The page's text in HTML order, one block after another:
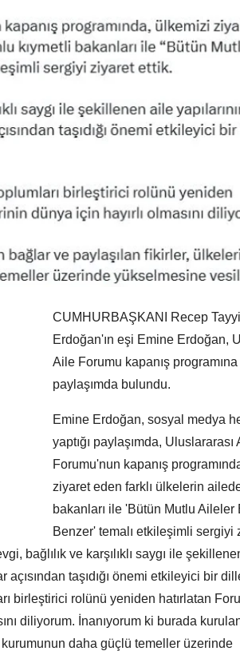
CUMHURBAŞKANI Recep
Erdoğan'ın eşi Emine Erdoğan,
Aile Forumu kapanış
paylaşımda bulundu.
Emine Erdoğan, sosyal medya
yaptığı paylaşımda, Uluslararası
Forumu'nun kapanış
ziyaret eden farklı ülkelerin
bakanları ile 'Bütün Mutlu Aileler
Benzer' temalı etkileşimli sergiyi
bağlılık ve karşılıklı saygı ile
açısından taşıdığı önemi etkileyici bir
birleştirici rolünü yeniden hatırlatan
diliyorum. İnanıyorum ki burada
daha güçlü temeller üzerinde